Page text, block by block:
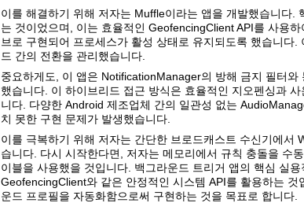
이를 해결하기 위해 저자는 Muffle이라는 앱을 개발했습니다
는 것이었으며, 이는 효율적인 GeofencingClient API를 사용
브로 구현되어 프로세스가 활성 상태로 유지되도록 했습니다
드 간의 전환을 관리했습니다.
중요하게도, 이 앱은 NotificationManager의 방해 금지 필터
했습니다. 이 하이브리드 접근 방식은 효율적인 지오펜싱과
니다. 다양한 Android 제조업체 간의 일관성 없는
치 못한 구현 문제가 발생했습니다.
이를 극복하기 위해 저자는 간단한 브로드캐스트 수신기에
습니다. 다시 시작한다면, 저자는 메모리에서 규칙 충돌을 수
이블을 사용했을 것입니다. 백그라운드 트리거 앱의 핵심 실
GeofencingClient와 같은 안정적인 시스템 API를 활용하는
운드 프로필을 자동화함으로써 구현하는 것을 목표로 합니다.